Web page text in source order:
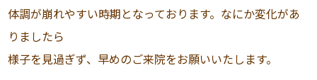
体調が崩れやすい時期となっております。なにか変化があ
りましたら
様子を見過ぎず、早めのご来院をお願いいたします。